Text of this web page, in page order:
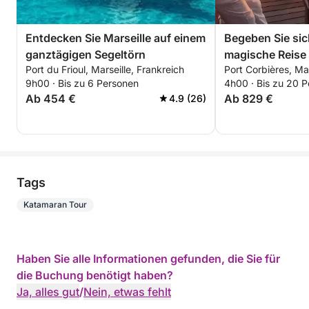
- Teaktisch im Cockpit (2024)
- Neue Außenpolsterung (2023)
- Neuer Teak-Couchtisch im Salon (2024)
- Neue Innenpolsterung (2023)
- Unabhängiges LED-Beleuchtungssystem mit
- Warmwasserspeicher (220 V / Motor)
- Dieselheizung
Entdecken Sie Marseille auf einem
ganztägigen Segeltörn
Port du Frioul, Marseille, Frankreich
9h00 · Bis zu 6 Personen
Ab 454 € 4.9 (26)
Begeben Sie
magische
Port Corbières,
4h00 · Bis zu 20
Ab 829 €
Tags
Katamaran Tour
Haben Sie alle Informationen gefunden, die Sie für
die Buchung benötigt haben?
Ja, alles gut/Nein, etwas fehlt